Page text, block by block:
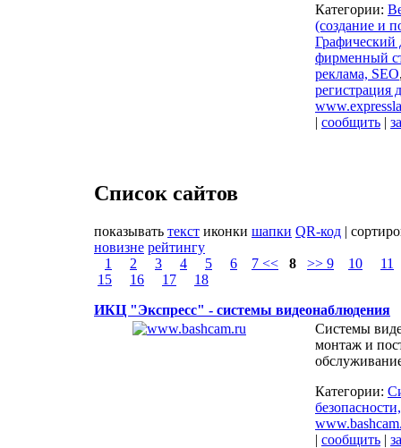
Категории:
(создание и
Графический
фирменный
реклама, SEO
регистрация
| сообщить |
Список сайтов
показывать текст иконки шапки QR-код |
новизне рейтингу
1
2 3 4 5 6 7 << 8 >> 9 10
11
15
16 17
18
ИКЦ "Экспресс" - системы видеонаблюдения
Системы
монтаж и
Категории:
| сообщить |